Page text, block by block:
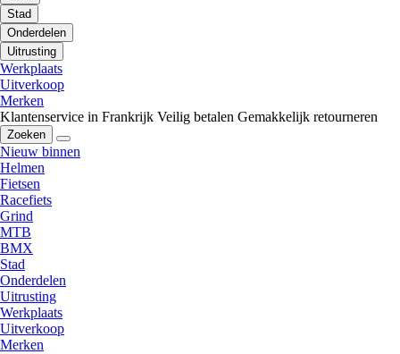
Stad
Onderdelen
Uitrusting
Werkplaats
Uitverkoop
Merken
Klantenservice in Frankrijk Veilig betalen Gemakkelijk retourneren
Zoeken
Nieuw binnen
Helmen
Fietsen
Racefiets
Grind
MTB
BMX
Stad
Onderdelen
Uitrusting
Werkplaats
Uitverkoop
Merken